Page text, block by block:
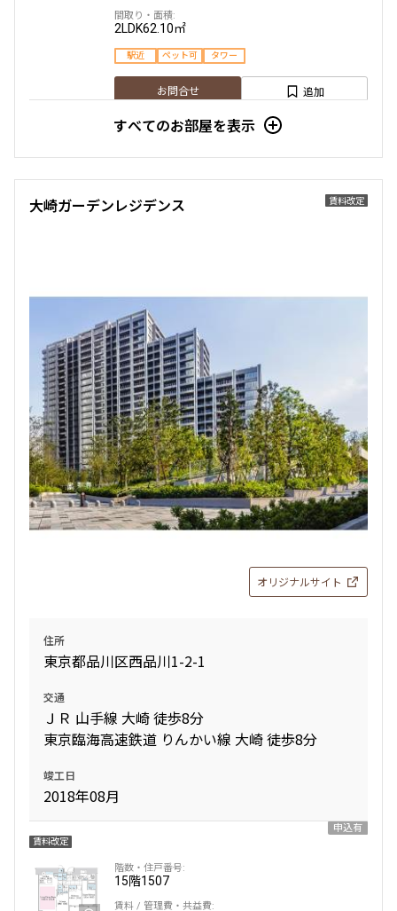
2LDK62.10㎡
駅近 ペット可 タワー
お問合せ 追加
すべてのお部屋を表示
賃料改定
大崎ガーデンレジデンス
オリジナルサイト
住所
東京都品川区西品川1-2-1
交通
ＪＲ 山手線 大崎 徒歩8分
東京臨海高速鉄道 りんかい線 大崎 徒歩8分
竣工日
2018年08月
賃料改定
申込有
15階1507